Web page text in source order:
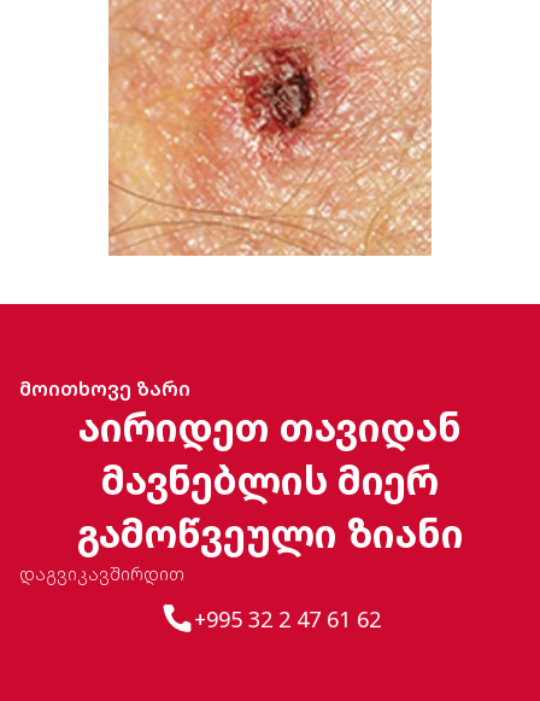
მოითხოვე ზარი
აირიდეთ თავიდან
მავნებლის მიერ
გამოწვეული ზიანი
დაგვიკავშირდით
+995 32 2 47 61 62